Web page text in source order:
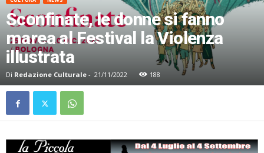
Sconfinate, le donne si fanno
marea al Festival la Violenza
illustrata
Di Redazione Culturale - 21/11/2022 188